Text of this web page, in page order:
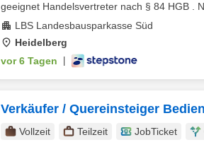
geeignet Handelsvertreter nach § 84 HGB .
LBS Landesbausparkasse Süd
Heidelberg
vor 6 Tagen
Verkäufer / Quereinsteiger
Vollzeit Teilzeit JobTicket